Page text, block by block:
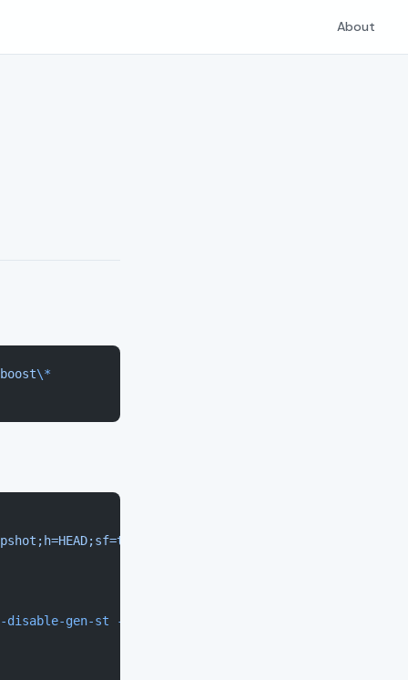
About
\*
gen-st --disable-gen-ocaml